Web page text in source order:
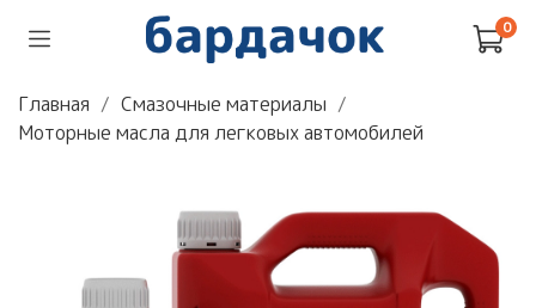
0
Главная
Смазочные материалы
Моторные масла для легковых автомобилей